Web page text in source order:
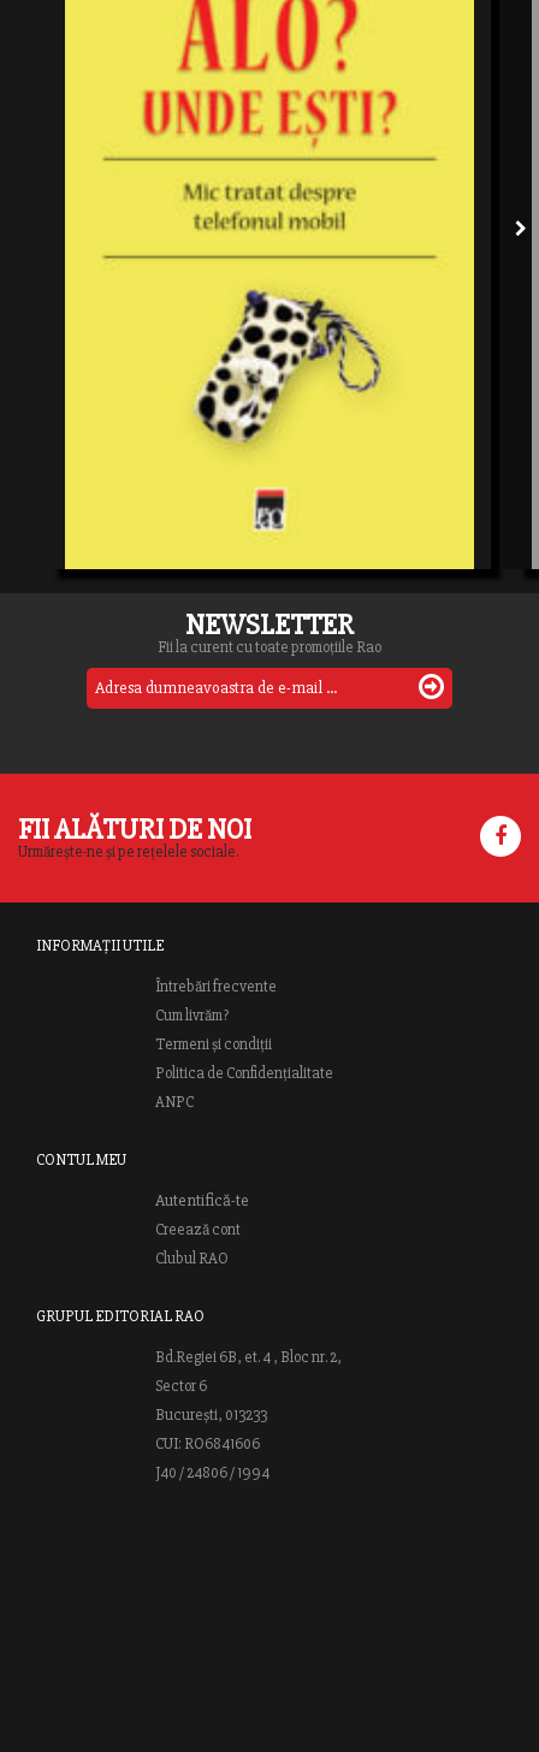
NEWSLETTER
Fii la curent cu toate promoțiile Rao
FII ALĂTURI DE NOI
Urmărește-ne și pe rețelele sociale.
INFORMAȚII UTILE
Întrebări frecvente
Cum livrăm?
Termeni și condiții
Politica de Confidențialitate
ANPC
CONTUL MEU
Autentifică-te
Creează cont
Clubul RAO
GRUPUL EDITORIAL RAO
Bd.Regiei 6B, et. 4 , Bloc nr. 2,
Sector 6
București, 013233
CUI: RO6841606
J40 / 24806 / 1994